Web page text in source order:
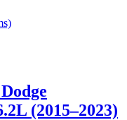
(2015–2023)